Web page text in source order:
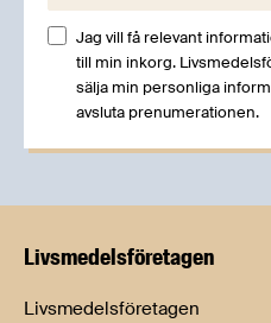
Jag vill få relevant
till min inkorg.
sälja min personliga
avsluta prenumerationen.
Livsmedels­företagen
Livsmedelsföretagen